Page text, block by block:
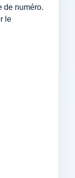
de numéro.
le